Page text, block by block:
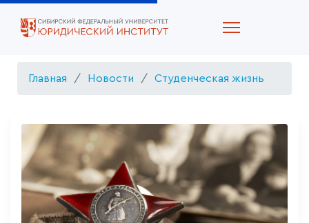
Главная Новости Студенческая жизнь